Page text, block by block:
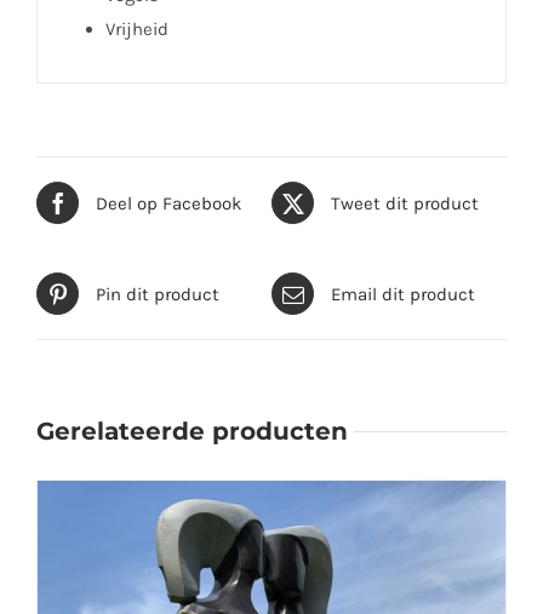
Vrijheid
Deel op Facebook Tweet dit product
Pin dit product Email dit product
Gerelateerde producten